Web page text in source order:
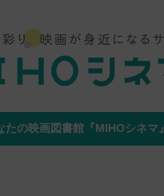
の映画図書館『MIHOシネマ』